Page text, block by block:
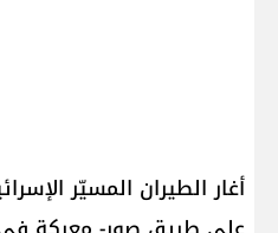
أغار الطيران المسيّر